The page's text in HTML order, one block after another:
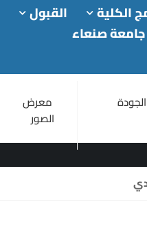
الكلية القبول
جامعة صنعاء
الجودة
معرض
الصور